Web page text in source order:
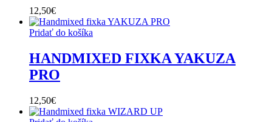
12,50€
Pridať do košíka
HANDMIXED FIXKA YAKUZA
PRO
12,50€